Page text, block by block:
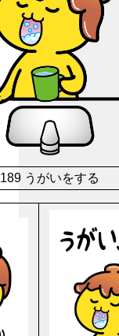
189 うがいをする